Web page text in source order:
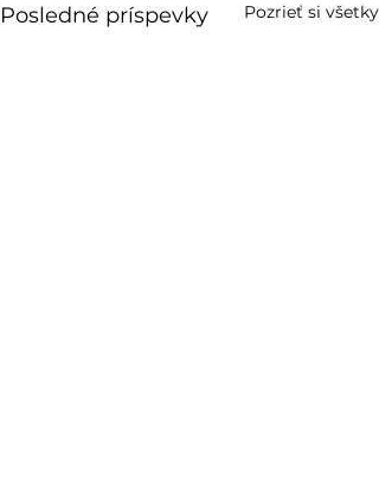
Posledné príspevky Pozrieť si všetky